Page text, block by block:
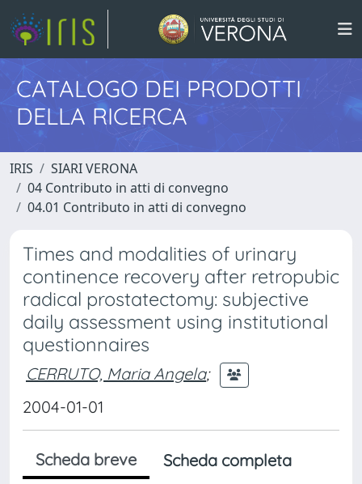
CATALOGO DEI PRODOTTI
DELLA RICERCA
IRIS
SIARI VERONA
04 Contributo in atti di convegno
04.01 Contributo in atti di convegno
Times and modalities of urinary
continence recovery after retropubic
radical prostatectomy: subjective
daily assessment using institutional
questionnaires
CERRUTO, Maria Angela;
2004-01-01
Scheda breve
Scheda completa